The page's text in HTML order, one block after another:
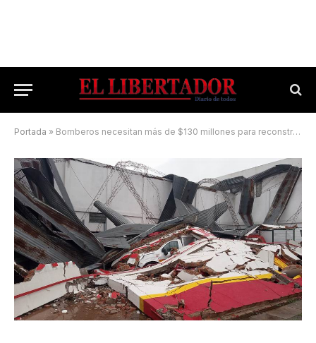
Portada » Bomberos necesitan más de $130 millones para reconstruir su cuartel